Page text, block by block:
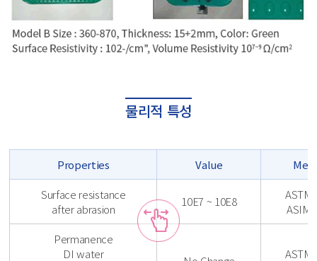
물리적 특성
Properties Value
Surface resistance
after abrasion
10E7 ~ 10E8
ASTM
ASIM
Permanence
DI water
ASTM